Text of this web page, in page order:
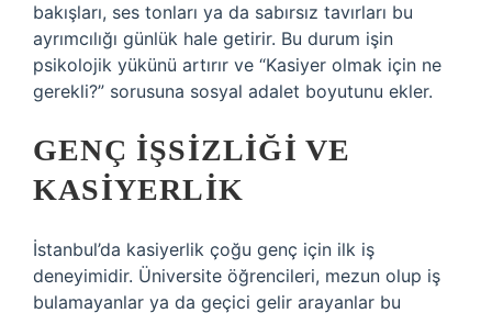
bakışları, ses tonları ya da sabırsız tavırları bu
ayrımcılığı günlük hale getirir. Bu durum işin
psikolojik yükünü artırır ve “Kasiyer olmak için ne
gerekli?” sorusuna sosyal adalet boyutunu ekler.
GENÇ İŞSIZLIĞI VE
KASIYERLIK
İstanbul’da kasiyerlik çoğu genç için ilk iş
deneyimidir. Üniversite öğrencileri, mezun olup iş
bulamayanlar ya da geçici gelir arayanlar bu